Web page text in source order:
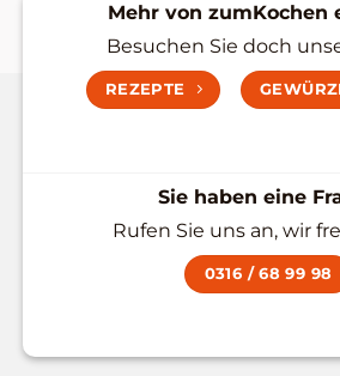
Mehr von zumKochen
Besuchen Sie doch
REZEPTE
Sie haben eine
Rufen Sie uns an, wir
0316 / 68 99 98